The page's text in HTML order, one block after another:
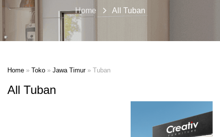
Home All Tuban
Home » Toko » Jawa Timur» Tuban
All Tuban